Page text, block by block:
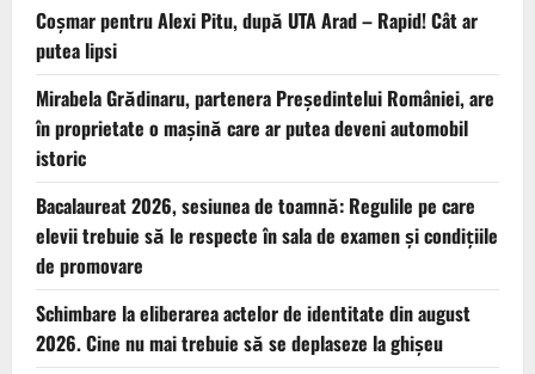
Coșmar pentru Alexi Pitu, după UTA Arad – Rapid! Cât ar
putea lipsi
Mirabela Grădinaru, partenera Președintelui României, are
în proprietate o mașină care ar putea deveni automobil
istoric
Bacalaureat 2026, sesiunea de toamnă: Regulile pe care
elevii trebuie să le respecte în sala de examen și condițiile
de promovare
Schimbare la eliberarea actelor de identitate din august
2026. Cine nu mai trebuie să se deplaseze la ghișeu